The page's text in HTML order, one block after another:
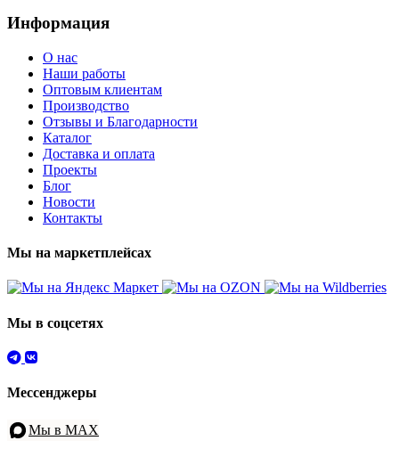
Информация
О нас
Наши работы
Оптовым клиентам
Производство
Отзывы и Благодарности
Каталог
Доставка и оплата
Проекты
Блог
Новости
Контакты
Мы на маркетплейсах
Мы в соцсетях
Мессенджеры
Мы в MAX